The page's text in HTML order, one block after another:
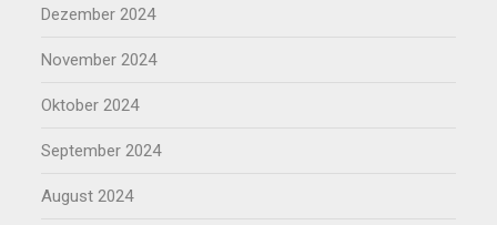
Dezember 2024
November 2024
Oktober 2024
September 2024
August 2024